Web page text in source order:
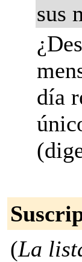
sus
día
(La